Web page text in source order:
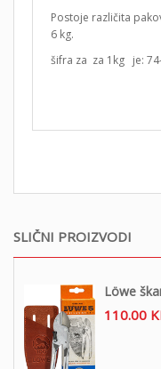
SLIČNI PROIZVODI
Löwe
110.00
Postoje različita
6 kg.
šifra za za 1kg je: